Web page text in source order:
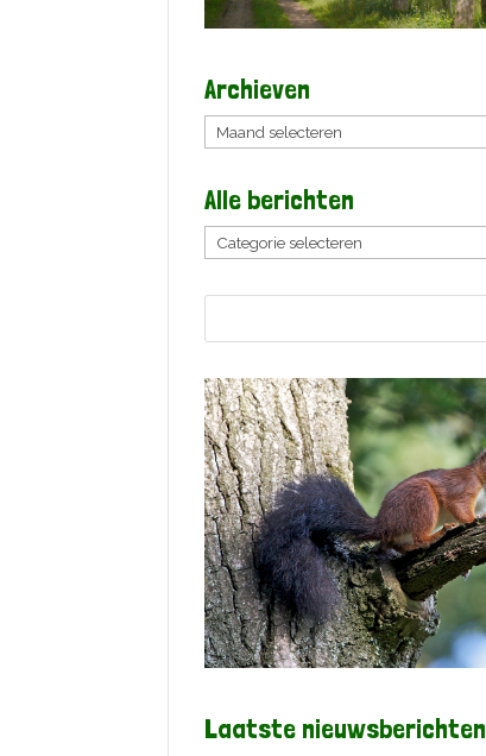
Archieven
Archieven
Alle berichten
Alle
Laatste nieuwsberichten